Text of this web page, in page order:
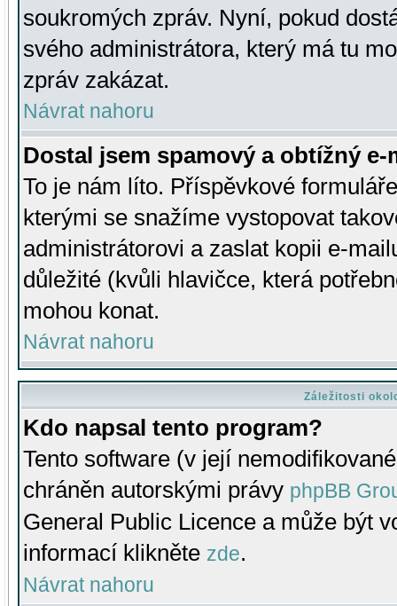
soukromých zpráv. Nyní, pokud
svého administrátora, který má tu
zpráv zakázat.
Návrat nahoru
Dostal jsem spamový a obtížný
To je nám líto. Příspěvkové
kterými se snažíme vystopovat
administrátorovi a zaslat kopii e-
důležité (kvůli hlavičce, která
mohou konat.
Návrat nahoru
Záležitosti
Kdo napsal tento program?
Tento software (v její
chráněn autorskými právy phpBB
General Public Licence a může být
informací klikněte zde.
Návrat nahoru